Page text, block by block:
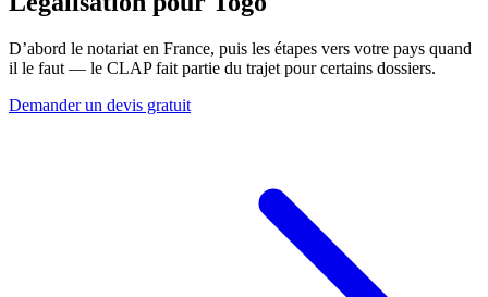
D’abord le notariat en France, puis les étapes vers votre pays quand
il le faut — le CLAP fait partie du trajet pour certains dossiers.
Demander un devis gratuit